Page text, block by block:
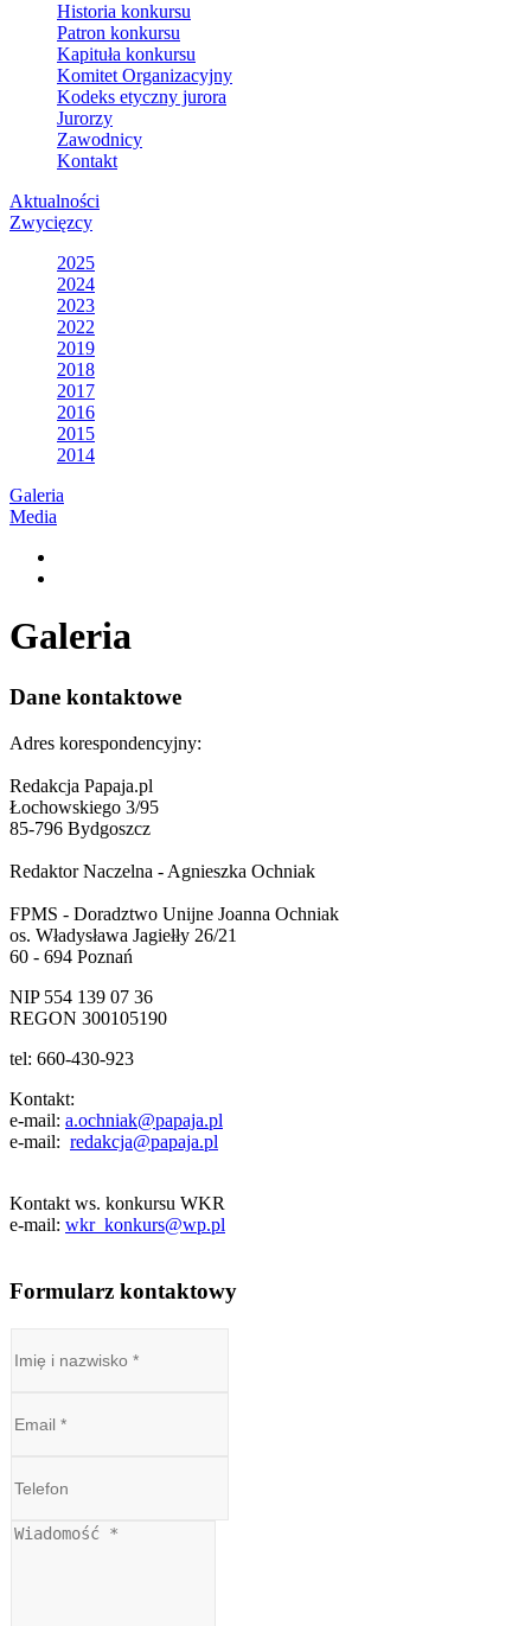
Historia konkursu
Patron konkursu
Kapituła konkursu
Komitet Organizacyjny
Kodeks etyczny jurora
Jurorzy
Zawodnicy
Kontakt
Aktualności
Zwycięzcy
2025
2024
2023
2022
2019
2018
2017
2016
2015
2014
Galeria
Media
Galeria
Dane kontaktowe
Adres korespondencyjny:
Redakcja Papaja.pl
Łochowskiego 3/95
85-796 Bydgoszcz
Redaktor Naczelna - Agnieszka Ochniak
FPMS - Doradztwo Unijne Joanna Ochniak
os. Władysława Jagiełły 26/21
60 - 694 Poznań
NIP 554 139 07 36
REGON 300105190
tel: 660-430-923
Kontakt:
e-mail: a.ochniak@papaja.pl
e-mail: redakcja@papaja.pl
Kontakt ws. konkursu WKR
e-mail: wkr_konkurs@wp.pl
Formularz kontaktowy